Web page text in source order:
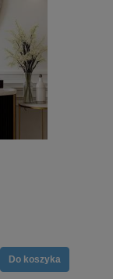
Do koszyka